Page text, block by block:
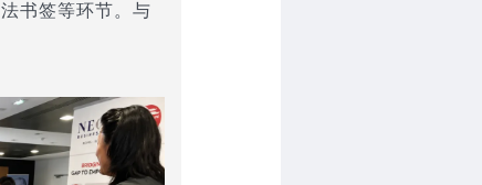
书签等环节。与